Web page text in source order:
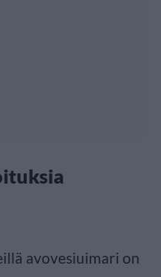
avovesiuimari on